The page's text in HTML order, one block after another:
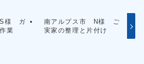
様 ガ
業
南アルプス市 N様 ご
実家の整理と片付け